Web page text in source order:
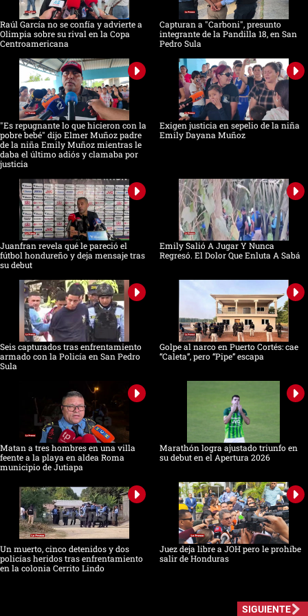
Raúl García no se confía y advierte a
Olimpia sobre su rival en la Copa
Centroamericana
Capturan a "Carboni", presunto
integrante de la Pandilla 18, en San
Pedro Sula
"Es repugnante lo que hicieron con la
pobre bebé" dijo Elmer Muñoz padre
de la niña Emily Muñoz mientras le
daba el último adiós y clamaba por
justicia
Exigen justicia en sepelio de la niña
Emily Dayana Muñoz
Juanfran revela qué le pareció el
fútbol hondureño y deja mensaje tras
su debut
Emily Salió A Jugar Y Nunca
Regresó. El Dolor Que Enluta A Sabá
Seis capturados tras enfrentamiento
armado con la Policía en San Pedro
Sula
Golpe al narco en Puerto Cortés: cae
“Caleta”, pero “Pipe” escapa
Matan a tres hombres en una villa
feente a la playa en aldea Roma
municipio de Jutiapa
Marathón logra ajustado triunfo en
su debut en el Apertura 2026
Un muerto, cinco detenidos y dos
policías heridos tras enfrentamiento
en la colonia Cerrito Lindo
Juez deja libre a JOH pero le prohíbe
salir de Honduras
SIGUIENTE